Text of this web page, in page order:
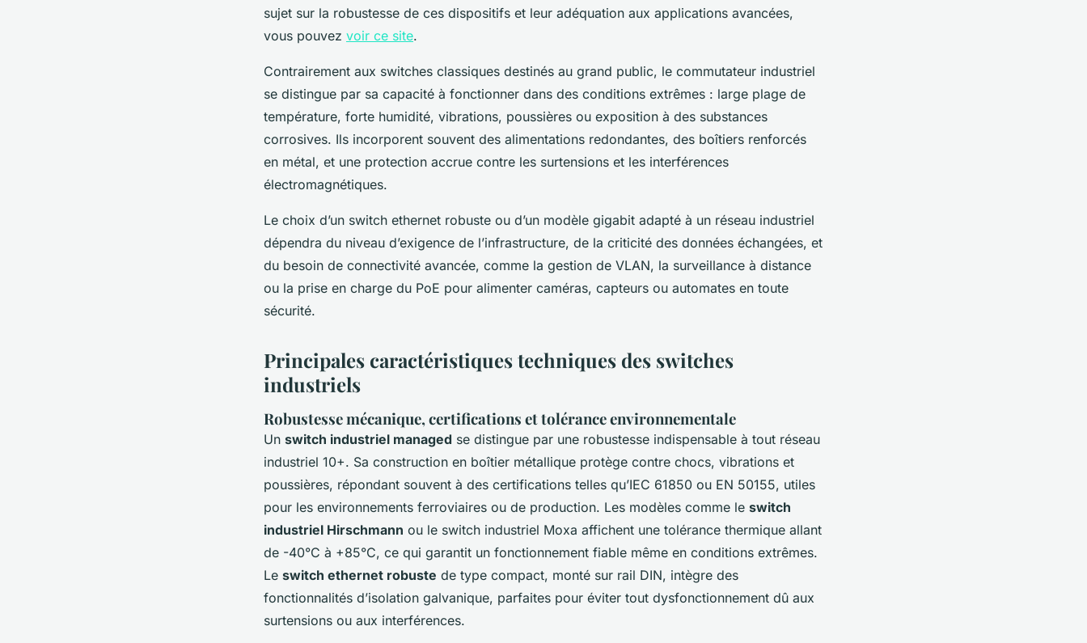
sujet sur la robustesse de ces dispositifs et leur adéquation aux applications avancées,
vous pouvez voir ce site.
Contrairement aux switches classiques destinés au grand public, le commutateur industriel
se distingue par sa capacité à fonctionner dans des conditions extrêmes : large plage de
température, forte humidité, vibrations, poussières ou exposition à des substances
corrosives. Ils incorporent souvent des alimentations redondantes, des boîtiers renforcés
en métal, et une protection accrue contre les surtensions et les interférences
électromagnétiques.
Le choix d’un switch ethernet robuste ou d’un modèle gigabit adapté à un réseau industriel
dépendra du niveau d’exigence de l’infrastructure, de la criticité des données échangées, et
du besoin de connectivité avancée, comme la gestion de VLAN, la surveillance à distance
ou la prise en charge du PoE pour alimenter caméras, capteurs ou automates en toute
sécurité.
Principales caractéristiques techniques des switches
industriels
Robustesse mécanique, certifications et tolérance environnementale
Un switch industriel managed se distingue par une robustesse indispensable à tout réseau
industriel 10+. Sa construction en boîtier métallique protège contre chocs, vibrations et
poussières, répondant souvent à des certifications telles qu’IEC 61850 ou EN 50155, utiles
pour les environnements ferroviaires ou de production. Les modèles comme le switch
industriel Hirschmann ou le switch industriel Moxa affichent une tolérance thermique allant
de -40°C à +85°C, ce qui garantit un fonctionnement fiable même en conditions extrêmes.
Le switch ethernet robuste de type compact, monté sur rail DIN, intègre des
fonctionnalités d’isolation galvanique, parfaites pour éviter tout dysfonctionnement dû aux
surtensions ou aux interférences.